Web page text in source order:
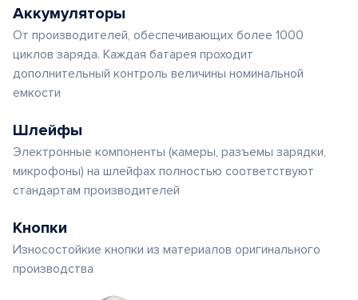
Аккумуляторы
От производителей, обеспечивающих более 1000
циклов заряда. Каждая батарея проходит
дополнительный контроль величины номинальной
емкости
Шлейфы
Электронные компоненты (камеры, разъемы зарядки,
микрофоны) на шлейфах полностью соответствуют
стандартам производителей
Кнопки
Износостойкие кнопки из материалов оригинального
производства